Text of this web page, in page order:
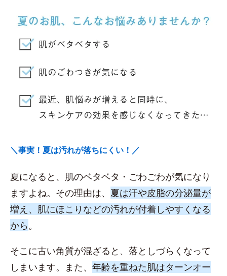
＼事実！夏は汚れが落ちにくい！／
夏になると、肌のベタベタ・ごわごわが気になり
ますよね。その理由は、 夏は汗や皮脂の分泌量が
増え、肌にほこりなどの汚れが付着しやすくなる
から 。
そこに古い角質が混ざると、落としづらくなって
しまいます。また、 年齢を重ねた肌はターンオー